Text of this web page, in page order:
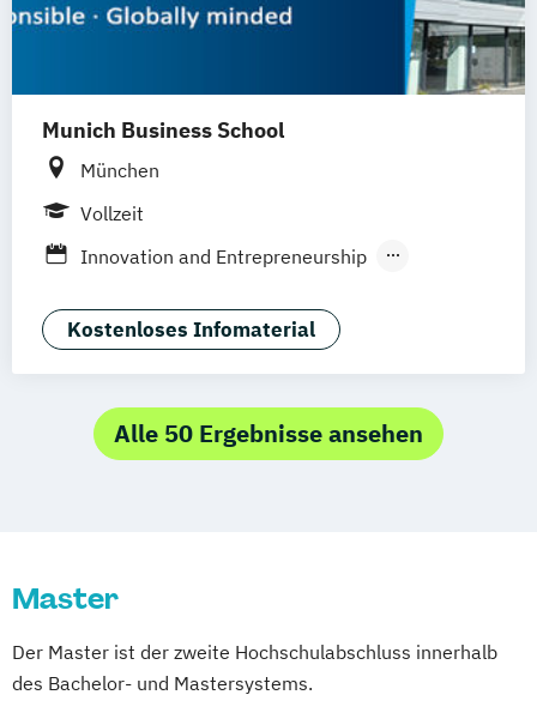
Munich Business School
München
Vollzeit
Innovation and Entrepreneurship
Management
Kostenloses Infomaterial
Alle 50 Ergebnisse ansehen
Master
Der Master ist der zweite Hochschulabschluss innerhalb
des Bachelor- und Mastersystems.